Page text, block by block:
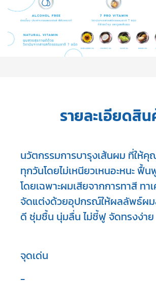
รายละเอียดสิน
นวัตกรรมการบารุงเส้นผม ที่ให้
ทุกวันโดยไม่เหนียวเหนอะหนะ ฟื้
โดยเฉพาะผมเสียจากการทาสี ทา
จัดแต่งด้วยอุปกรณ์ให้ผลลัพธ์ผ
ดี ชุ่มชื้น นุ่มลื่น ไม่ชี้ฟู จัดทรงง่าย
จุดเด่น
-